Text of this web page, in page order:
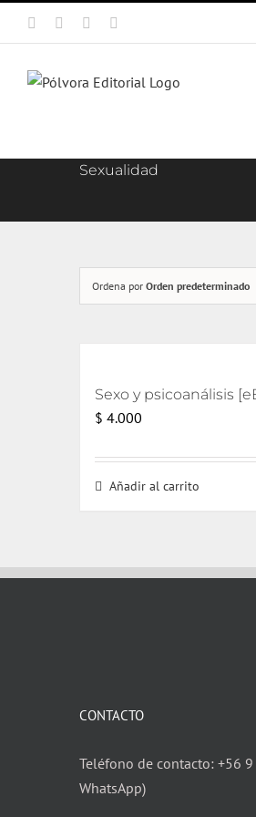
Facebook Instagram
Sexualidad
Ordena por Orden predeterminado
Sexo y psicoanálisis
$ 4.000
Añadir al carrito
CONTACTO
Teléfono de contacto: +56
WhatsApp)